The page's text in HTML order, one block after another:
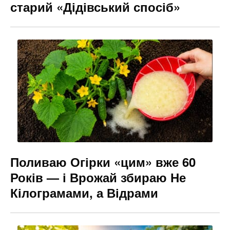
старий «Дідівський спосіб»
Поливаю Огірки «цим» вже 60
Років — і Врожай збираю Не
Кілограмами, а Відрами